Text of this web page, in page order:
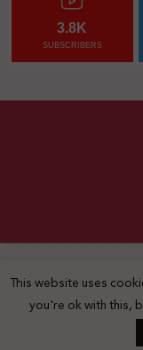
3.8K
SUBSCRIBERS
This website uses
you're ok with this,